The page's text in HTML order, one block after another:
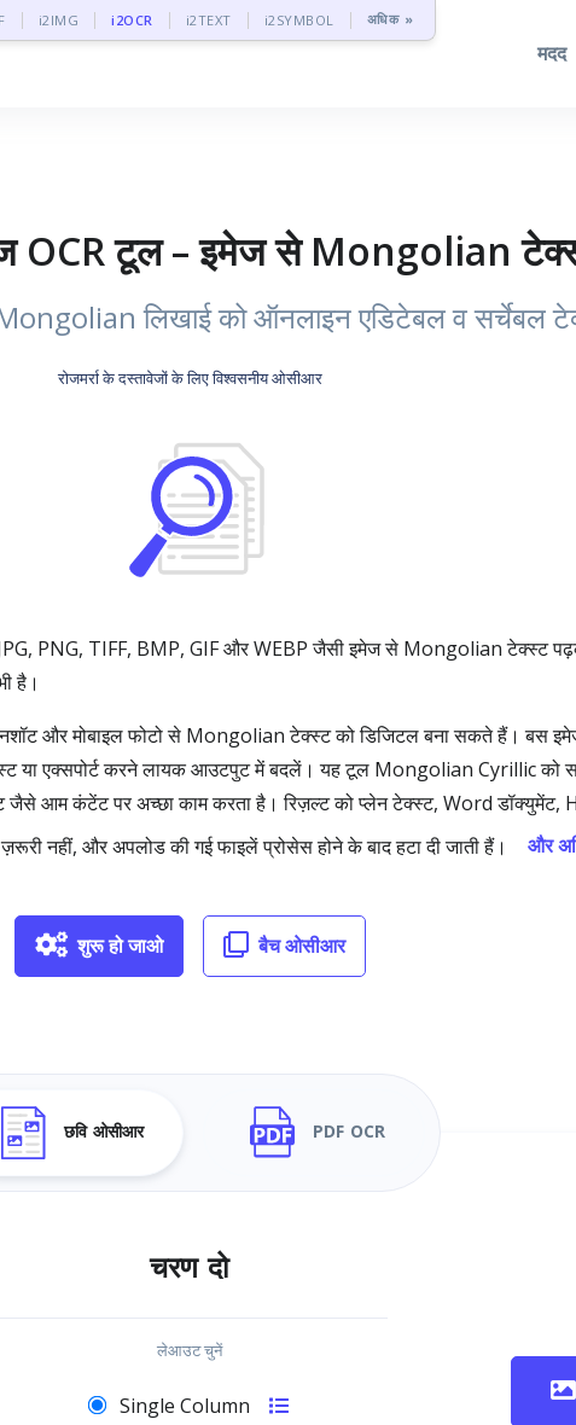
i2IMG i2OCR i2TEXT i2SYMBOL अधिक »
मदद
टूल – इमेज से Mongolian
लिखाई को ऑनलाइन एडिटेबल व सर्चेबल
रोजमर्रा के दस्तावेजों के लिए विश्वसनीय ओसीआर
PNG, TIFF, BMP, GIF और WEBP जैसी इमेज से Mongolian टेक्स्ट
है।
और मोबाइल फोटो से Mongolian टेक्स्ट को डिजिटल बना सकते हैं। बस
एक्सपोर्ट करने लायक आउटपुट में बदलें। यह टूल Mongolian Cyrillic को
आम कंटेंट पर अच्छा काम करता है। रिज़ल्ट को प्लेन टेक्स्ट, Word डॉक्युमेंट,
नहीं, और अपलोड की गई फाइलें प्रोसेस होने के बाद हटा दी जाती हैं।
और
शुरू हो जाओ बैच ओसीआर
छवि ओसीआर PDF OCR
चरण दो
लेआउट चुनें
Single Column